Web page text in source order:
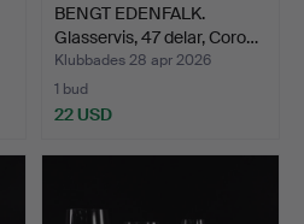
BENGT EDENFALK.
Glasservis, 47 delar, Coro…
Klubbades 28 apr 2026
1 bud
22 USD